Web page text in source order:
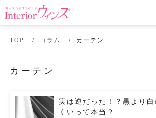
TOP コラム カーテン
カーテン
実は逆だった！？黒より
くいって本当？